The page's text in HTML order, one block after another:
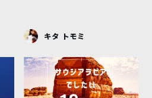
キタ トモミ